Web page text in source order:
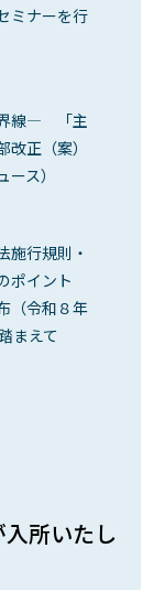
ミナーを行
界線― 「主
正（案）
ス）
施行規則・
ポイント
（令和８年
まえて
所いたし